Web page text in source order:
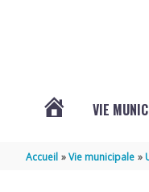
VIE
Accueil Vie municipale